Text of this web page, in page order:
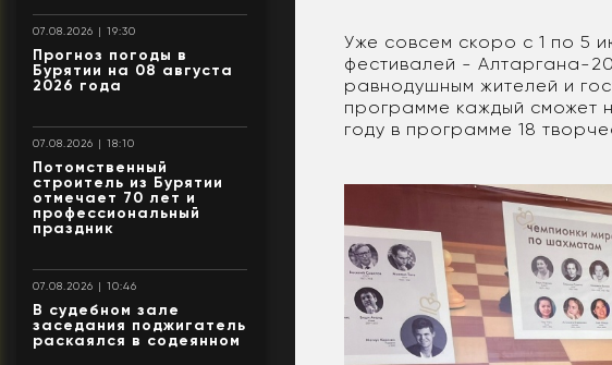
07.08.2026 | 19:30
Прогноз погоды в
Бурятии на 08 августа
2026 года
07.08.2026 | 18:10
Потомственный
строитель из Бурятии
отмечает 70 лет и
профессиональный
праздник
07.08.2026 | 10:46
В судебном зале
заседания поджигатель
раскаялся в содеянном
Уже совсем скоро с 1 по 5
фестивалей - Алтаргана-
равнодушным жителей и
программе каждый сможет
году в программе 18